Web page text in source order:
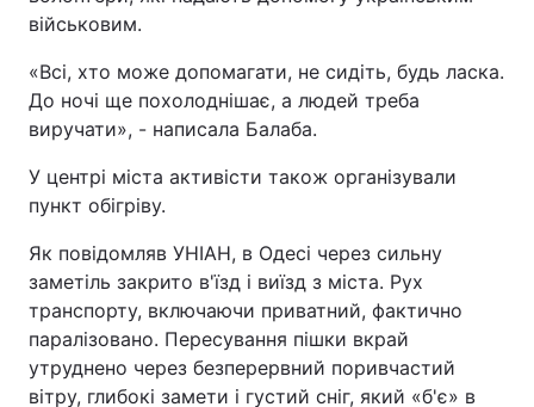
військовим.
«Всі, хто може допомагати, не сидіть, будь ласка.
До ночі ще похолоднішає, а людей треба
виручати», - написала Балаба.
У центрі міста активісти також організували
пункт обігріву.
Як повідомляв УНІАН, в Одесі через сильну
заметіль закрито в'їзд і виїзд з міста. Рух
транспорту, включаючи приватний, фактично
паралізовано. Пересування пішки вкрай
утруднено через безперервний поривчастий
вітру, глибокі замети і густий сніг, який «б'є» в